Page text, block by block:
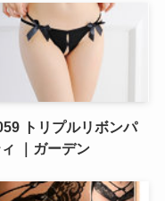
トリプルリボンパ
｜ガーデン